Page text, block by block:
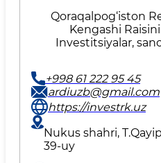
Qoraqalpog‘iston
Kengashi
Investitsiyalar,
+998 61 222 95 45
ardiuzb@gmail.com
https://investrk.uz
Nukus shahri,
39-uy